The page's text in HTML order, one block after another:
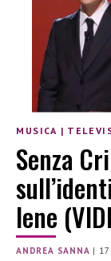
MUSICA |
Senza
Iene
ANDREA SANNA |